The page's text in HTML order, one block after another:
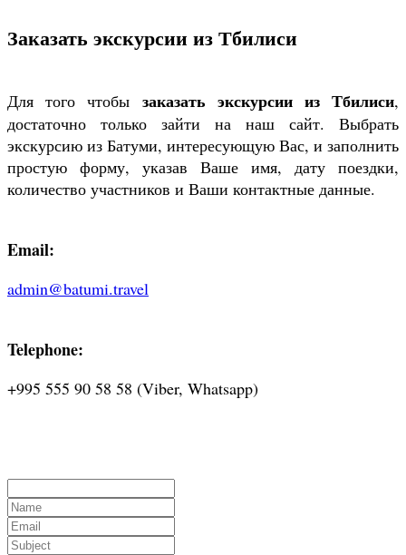
Заказать экскурсии из Тбилиси
Для того чтобы заказать экскурсии из Тбилиси,
достаточно только зайти на наш сайт. Выбрать
экскурсию из Батуми, интересующую Вас, и заполнить
простую форму, указав Ваше имя, дату поездки,
количество участников и Ваши контактные данные.
Email:
admin@batumi.travel
Telephone:
+995 555 90 58 58 (Viber, Whatsapp)